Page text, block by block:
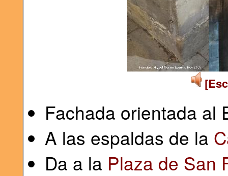
Fachada orientada al
A las espaldas de la
Da a la Plaza de San